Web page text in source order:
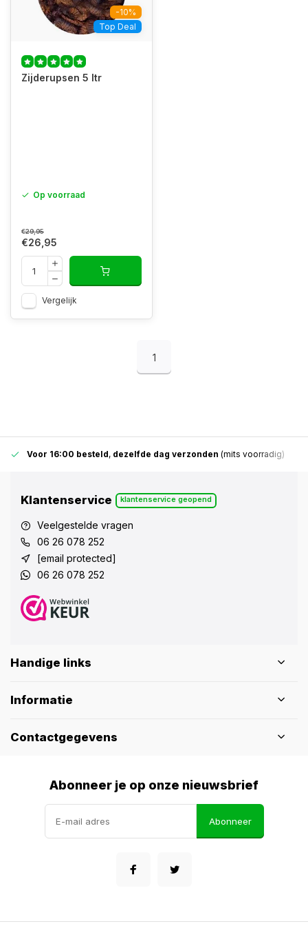
-10%
Top Deal
Zijderupsen 5 ltr
Op voorraad
€29,95
€26,95
Vergelijk
1
Voor 16:00 besteld, dezelfde dag verzonden (mits voorradig)
Klantenservice klantenservice geopend
Veelgestelde vragen
06 26 078 252
[email protected]
06 26 078 252
Handige links
Informatie
Contactgegevens
Abonneer je op onze nieuwsbrief
Abonneer